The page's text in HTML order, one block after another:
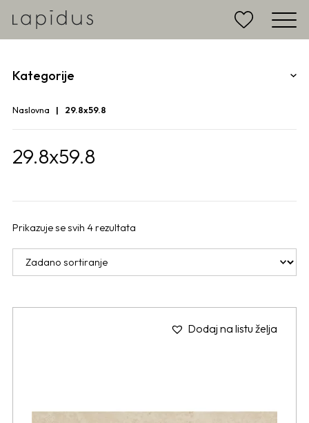
Kategorije
Naslovna 29.8x59.8
29.8x59.8
Prikazuje se svih 4 rezultata
Dodaj na listu želja